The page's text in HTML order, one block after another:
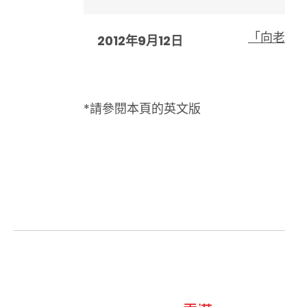
2012年9月12日 「向
*請參閱本頁的英文版